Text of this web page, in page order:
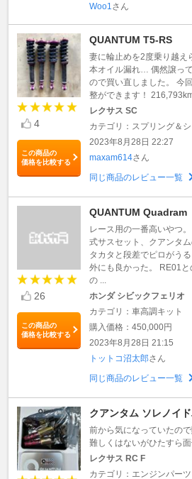
Woo1 さん
4
この商品の
価格を比較する
QUANTUM T5-RS
妻に輪止めを2度乗り越え
本オイル漏れ… 偶然譲っ
ので買い直しました。 今
整ができます！
レクサス SC
カテゴリ：スプリング＆
2023年8月28日 22:27
maxam614さん
同じ商品のレビュー一覧
26
この商品の
価格を比較する
QUANTUM Quadram
レース用の一番高いやつ
式サスセット、クアンタ
タカタと段差でピロがう
外にも良かった。 RE01
の ...
ホンダ シビックフェリオ
カテゴリ：車高調キット
購入価格：450,000円
2023年8月28日 21:15
トットコ沼太郎さん
同じ商品のレビュー一覧
クアンタム ソレノイ
前から気になっていたの
難しくはないがひたすら
レクサス RC F
カテゴリ：エンジンパーツ